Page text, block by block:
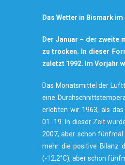
Das Wetter in Bismark im
Der Januar – der zweite
zu trocken. In dieser
zuletzt 1992. Im Vorjahr
Das Monatsmittel der
eine
erlebten wir 1963, als
01.-19. In dieser Zeit
2007, aber schon fünfmal
mehr die positive Bilanz
(-12,2°C), aber schon